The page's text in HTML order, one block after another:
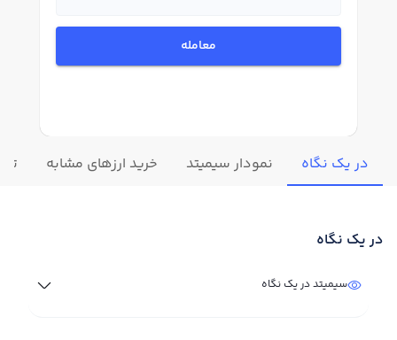
معامله
در یک نگاه نمودار سیمیتد خرید ارزهای مشابه
در یک نگاه
سیمیتد در یک نگاه